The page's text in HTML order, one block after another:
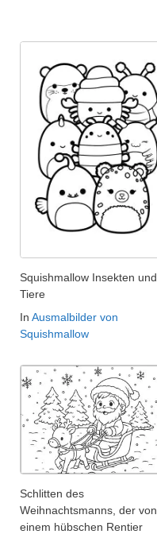
Squishmallow Insekten und
Tiere
In Ausmalbilder von
Squishmallow
Schlitten des
Weihnachtsmanns, der von
einem hübschen Rentier